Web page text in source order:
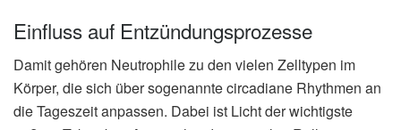
Einfluss auf Entzündungsprozesse
Damit gehören Neutrophile zu den vielen Zelltypen im
Körper, die sich über sogenannte circadiane Rhythmen an
die Tageszeit anpassen. Dabei ist Licht der wichtigste